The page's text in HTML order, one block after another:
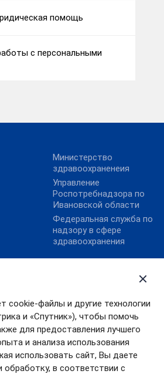
cookie-файлы и другие технологии
и «Спутник»), чтобы помочь
для предоставления лучшего
и анализа использования
использовать сайт, Вы даете
обработку, в соответствии с
помощь
с персональными
Министерство
здравоохраненеия
Управление
Роспотребнадзора по
Ивановской области
Федеральная служба по
надзору в сфере
здравоохранения
Правительство
Ивановской области
Президент РФ